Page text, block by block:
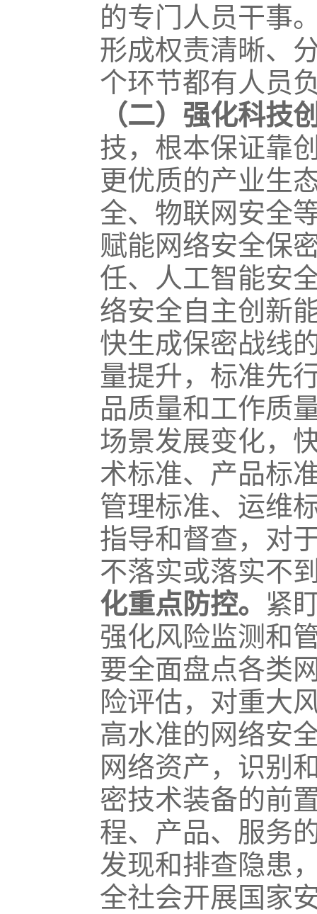
的专门人员干事
形成权责清晰、
个环节都有人员
（二）强化科技
技，根本保证靠
更优质的产业生
全、物联网安全
赋能网络安全保
任、人工智能安
络安全自主创新
快生成保密战线
量提升，标准先
品质量和工作质
场景发展变化，
术标准、产品标
管理标准、运维
指导和督查，对
不落实或落实不
化重点防控。 紧
强化风险监测和
要全面盘点各类
险评估，对重大
高水准的网络安
网络资产，识别
密技术装备的前
程、产品、服务
发现和排查隐患
全社会开展国家